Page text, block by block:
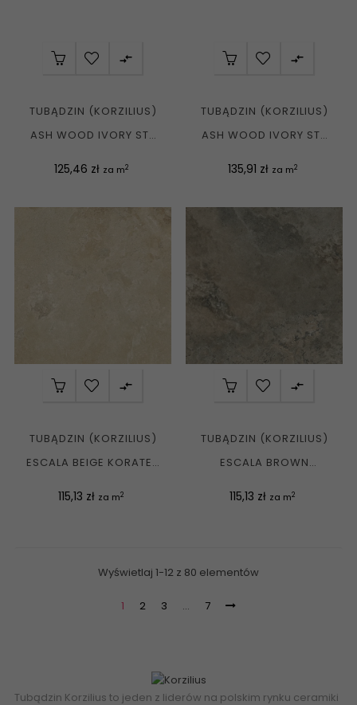

TUBĄDZIN (KORZILIUS)
ASH WOOD IVORY STR
Cena
125,46 zł za m2

TUBĄDZIN (KORZILIUS)
ASH WOOD IVORY STR
Cena
135,91 zł za m2

TUBĄDZIN (KORZILIUS)
ESCALA BEIGE KORATER
Cena
115,13 zł za m2

TUBĄDZIN (KORZILIUS)
ESCALA BROWN
Cena
115,13 zł za m2
Wyświetlaj 1-12 z 80 elementów
1 2 3 … 7
Tubądzin Korzilius to jeden z liderów na polskim rynku ceramiki